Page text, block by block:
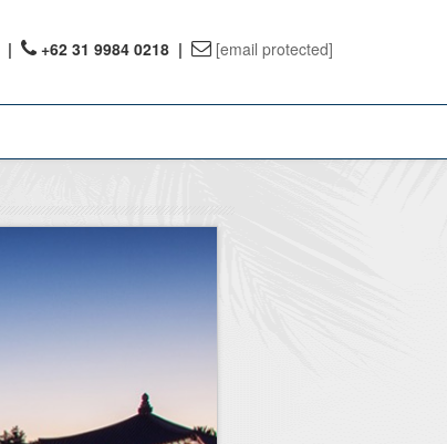
| +62 31 9984 0218 | [email protected]